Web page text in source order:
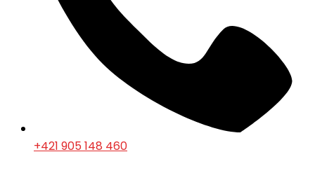
+421 905 148 460